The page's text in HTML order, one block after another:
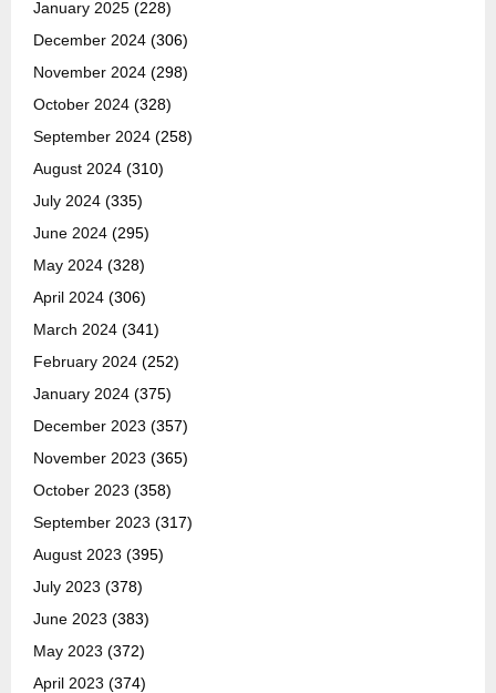
January 2025 (228)
December 2024 (306)
November 2024 (298)
October 2024 (328)
September 2024 (258)
August 2024 (310)
July 2024 (335)
June 2024 (295)
May 2024 (328)
April 2024 (306)
March 2024 (341)
February 2024 (252)
January 2024 (375)
December 2023 (357)
November 2023 (365)
October 2023 (358)
September 2023 (317)
August 2023 (395)
July 2023 (378)
June 2023 (383)
May 2023 (372)
April 2023 (374)